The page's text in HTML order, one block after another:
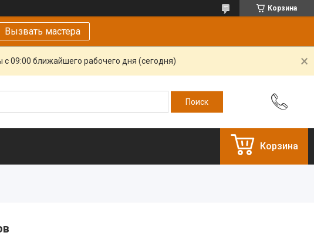
Корзина
Вызвать мастера
09:00 ближайшего рабочего дня (сегодня)
Корзина